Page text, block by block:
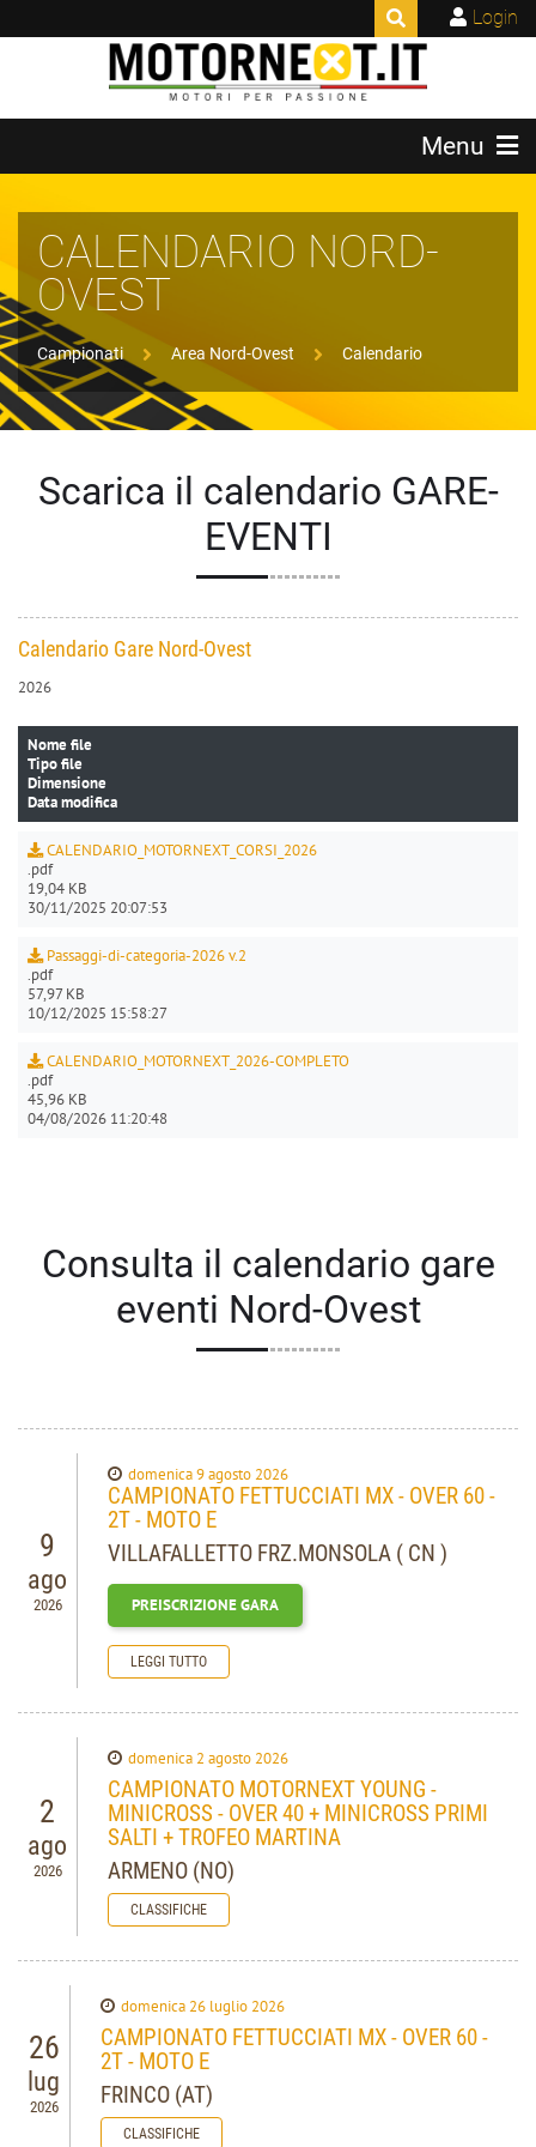
Login
Menu
CALENDARIO NORD-
OVEST
Campionati Area Nord-Ovest Calendario
Scarica il calendario GARE-
EVENTI
Calendario Gare Nord-Ovest
2026
Nome file
Tipo file
Dimensione
Data modifica
CALENDARIO_MOTORNEXT_CORSI_2026
.pdf
19,04 KB
30/11/2025 20:07:53
Passaggi-di-categoria-2026 v.2
.pdf
57,97 KB
10/12/2025 15:58:27
CALENDARIO_MOTORNEXT_2026-COMPLETO
.pdf
45,96 KB
04/08/2026 11:20:48
Consulta il calendario gare
eventi Nord-Ovest
9
ago
2026
domenica 9 agosto 2026
CAMPIONATO FETTUCCIATI MX - OVER 60 -
2T - MOTO E
VILLAFALLETTO FRZ.MONSOLA ( CN )
PREISCRIZIONE GARA
LEGGI TUTTO
2
ago
2026
domenica 2 agosto 2026
CAMPIONATO MOTORNEXT YOUNG -
MINICROSS - OVER 40 + MINICROSS PRIMI
SALTI + TROFEO MARTINA
ARMENO (NO)
CLASSIFICHE
26
lug
2026
domenica 26 luglio 2026
CAMPIONATO FETTUCCIATI MX - OVER 60 -
2T - MOTO E
FRINCO (AT)
CLASSIFICHE